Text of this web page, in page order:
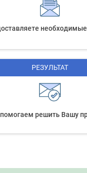
РЕЗУЛЬТАТ
решить Вашу